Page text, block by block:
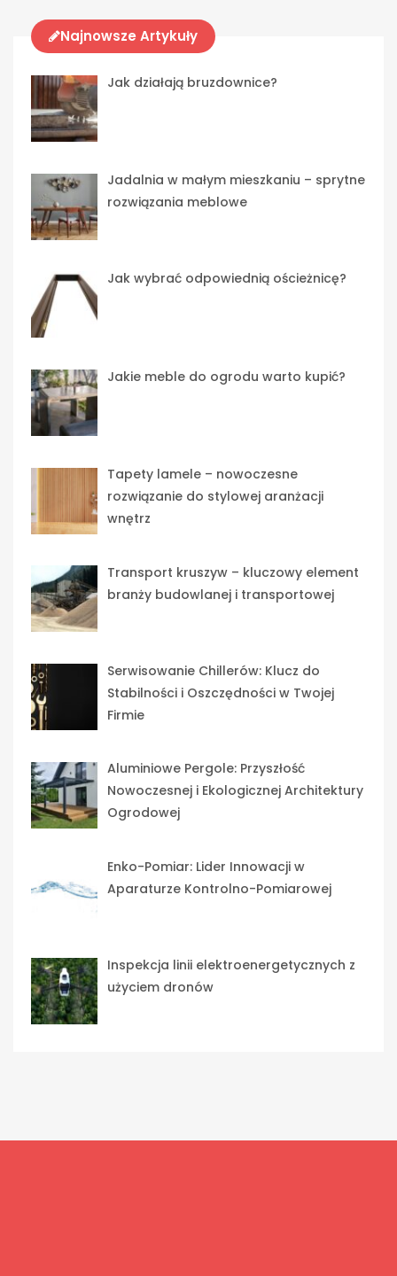
Najnowsze Artykuły
Jak działają bruzdownice?
Jadalnia w małym mieszkaniu – sprytne
rozwiązania meblowe
Jak wybrać odpowiednią ościeżnicę?
Jakie meble do ogrodu warto kupić?
Tapety lamele – nowoczesne
rozwiązanie do stylowej aranżacji
wnętrz
Transport kruszyw – kluczowy element
branży budowlanej i transportowej
Serwisowanie Chillerów: Klucz do
Stabilności i Oszczędności w Twojej
Firmie
Aluminiowe Pergole: Przyszłość
Nowoczesnej i Ekologicznej Architektury
Ogrodowej
Enko-Pomiar: Lider Innowacji w
Aparaturze Kontrolno-Pomiarowej
Inspekcja linii elektroenergetycznych z
użyciem dronów